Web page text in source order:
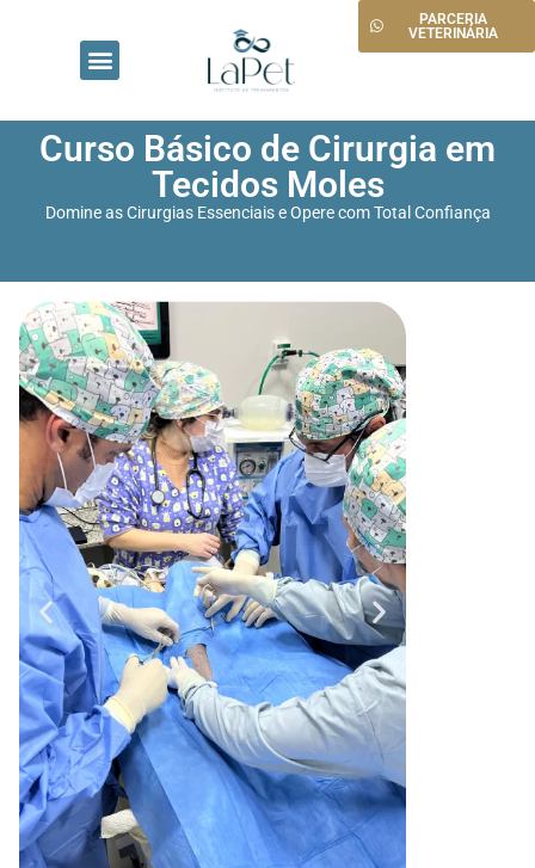
PARCERIA
VETERINÁRIA
Domine as Cirurgias Essenciais e Opere com Total Confiança
Curso Básico de Cirurgia em
Tecidos Moles